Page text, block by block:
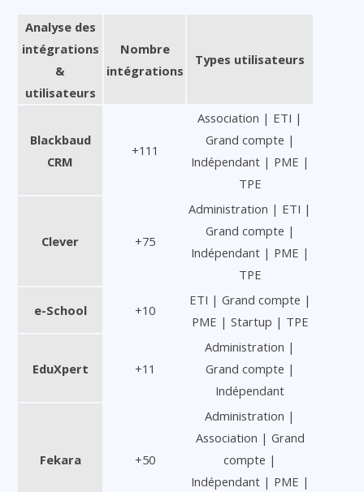
Analyse des
intégrations
&
utilisateurs
Nombre
intégrations
Types utilisateurs
Blackbaud
CRM
+111
Association | ETI |
Grand compte |
Indépendant | PME |
TPE
Clever +75
Administration | ETI |
Grand compte |
Indépendant | PME |
TPE
e-School +10
ETI | Grand compte |
PME | Startup | TPE
EduXpert +11
Administration |
Grand compte |
Indépendant
Fekara +50
Administration |
Association | Grand
compte |
Indépendant | PME |